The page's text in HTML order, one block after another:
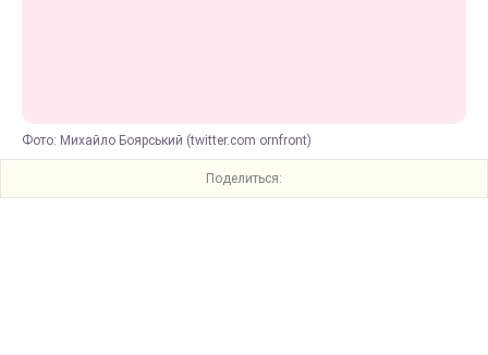
Фото: Михайло Боярський (twitter.com ornfront)
Поделиться: